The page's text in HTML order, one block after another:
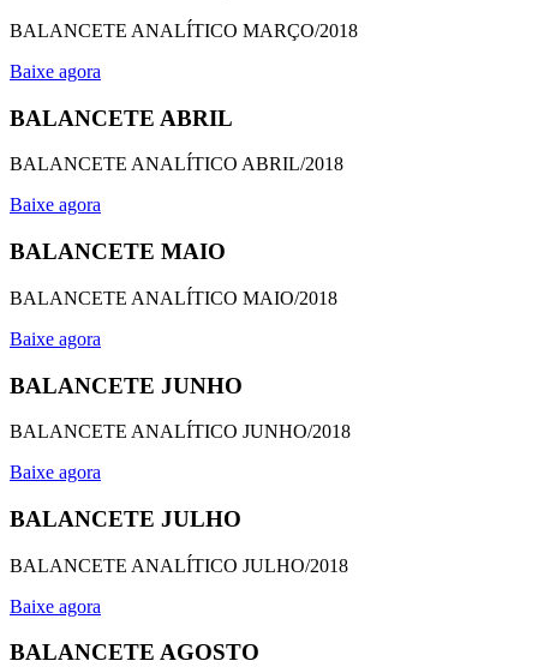
BALANCETE ANALÍTICO MARÇO/2018
Baixe agora
BALANCETE ABRIL
BALANCETE ANALÍTICO ABRIL/2018
Baixe agora
BALANCETE MAIO
BALANCETE ANALÍTICO MAIO/2018
Baixe agora
BALANCETE JUNHO
BALANCETE ANALÍTICO JUNHO/2018
Baixe agora
BALANCETE JULHO
BALANCETE ANALÍTICO JULHO/2018
Baixe agora
BALANCETE AGOSTO